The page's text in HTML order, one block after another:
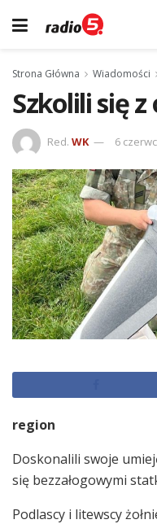
Strona Główna Wiadomości
Szkolili się
Red. WK 6
region
Doskonalili swoje
się bezzałogowymi
Podlascy i litewscy